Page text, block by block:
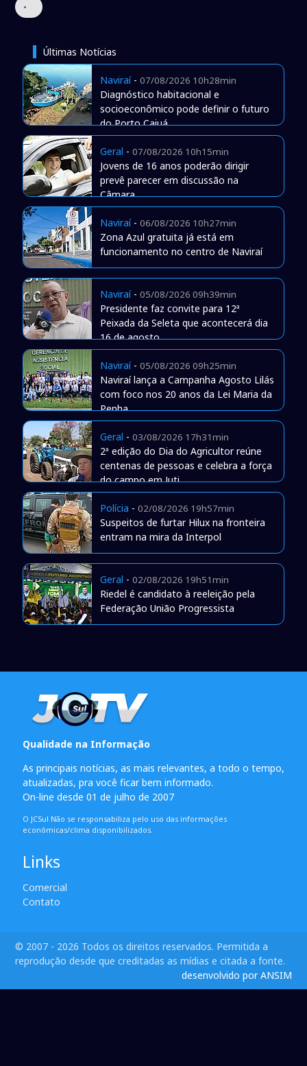
•
Últimas Notícias
Naviraí- 07/08/2026 10h28min
Diagnóstico habitacional e
socioeconômico pode definir o futuro
do Porto Caiuá
Geral - 07/08/2026 10h15min
Jovens de 16 anos poderão dirigir
prevê parecer em discussão na
Câmara
Naviraí- 06/08/2026 10h27min
Zona Azul gratuita já está em
funcionamento no centro de Naviraí
Naviraí- 05/08/2026 09h39min
Presidente faz convite para 12ª
Peixada da Seleta que acontecerá dia
16 de agosto
Naviraí- 05/08/2026 09h25min
Naviraí lança a Campanha Agosto Lilás
com foco nos 20 anos da Lei Maria da
Penha
Geral - 03/08/2026 17h31min
2ª edição do Dia do Agricultor reúne
centenas de pessoas e celebra a força
do campo em Juti
Polícia - 02/08/2026 19h57min
Suspeitos de furtar Hilux na fronteira
entram na mira da Interpol
Geral - 02/08/2026 19h51min
Riedel é candidato à reeleição pela
Federação União Progressista
Qualidade na Informação
As principais notícias, as mais relevantes, a todo o tempo,
atualizadas, pra você ficar bem informado.
On-line desde 01 de julho de 2007
O JCSul Não se responsabiliza pelo uso das informações
econômicas/clima disponibilizados.
Links
Comercial
Contato
© 2007 - 2026 Todos os direitos reservados. Permitida a
reprodução desde que creditadas as mídias e citada a fonte.
desenvolvido por ANSIM